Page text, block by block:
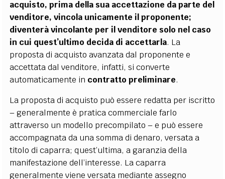
acquisto, prima della sua accettazione da parte del
venditore, vincola unicamente il proponente;
diventerà vincolante per il venditore solo nel caso
in cui quest’ultimo decida di accettarla. La
proposta di acquisto avanzata dal proponente e
accettata dal venditore, infatti, si converte
automaticamente in contratto preliminare.
La proposta di acquisto può essere redatta per iscritto
– generalmente è pratica commerciale farlo
attraverso un modello precompilato – e può essere
accompagnata da una somma di denaro, versata a
titolo di caparra; quest’ultima, a garanzia della
manifestazione dell’interesse. La caparra
generalmente viene versata mediante assegno